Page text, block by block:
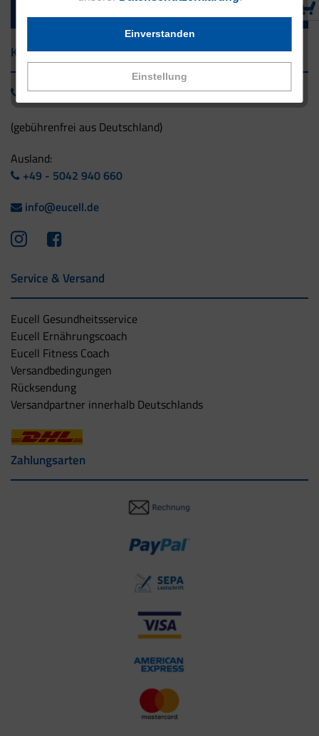
Einstellung
Einverstanden
Kontakt
0800 - 1 38 23 55
(gebührenfrei aus Deutschland)
Ausland:
+49 - 5042 940 660
info@eucell.de
Service & Versand
Eucell Gesundheitsservice
Eucell Ernährungscoach
Eucell Fitness Coach
Versandbedingungen
Rücksendung
Versandpartner innerhalb Deutschlands
Zahlungsarten